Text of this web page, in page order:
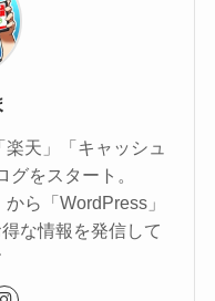
天」「キャッシュ
をスタート。
ら「WordPress」
な情報を発信して